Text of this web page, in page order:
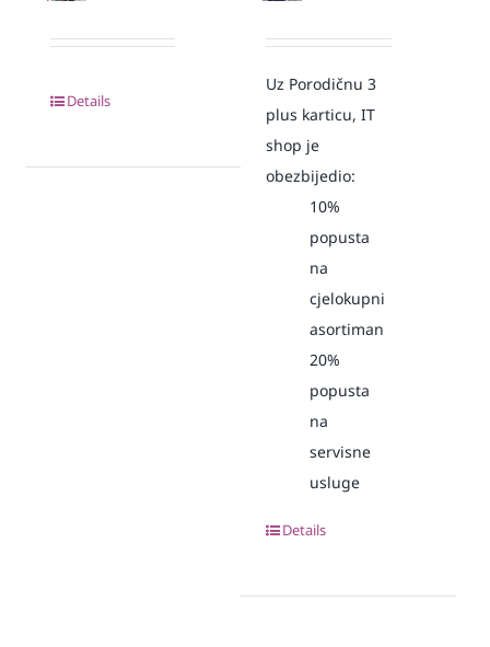
Details
Uz Porodičnu 3
plus karticu, IT
shop je
obezbijedio:
10%
popusta
na
cjelokupni
asortiman
20%
popusta
na
servisne
usluge
Details